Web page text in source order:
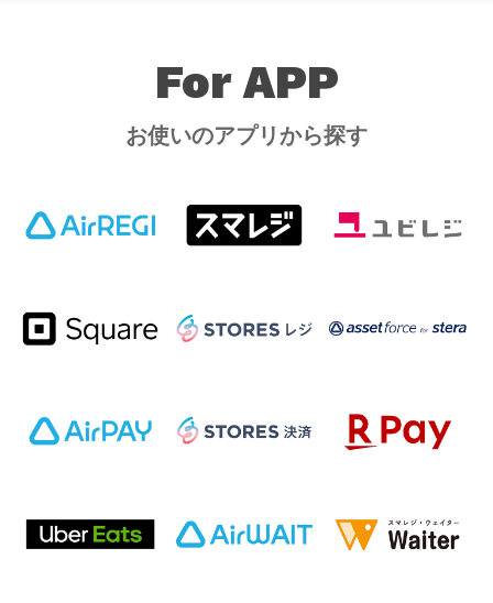
For APP
お使いのアプリから探す